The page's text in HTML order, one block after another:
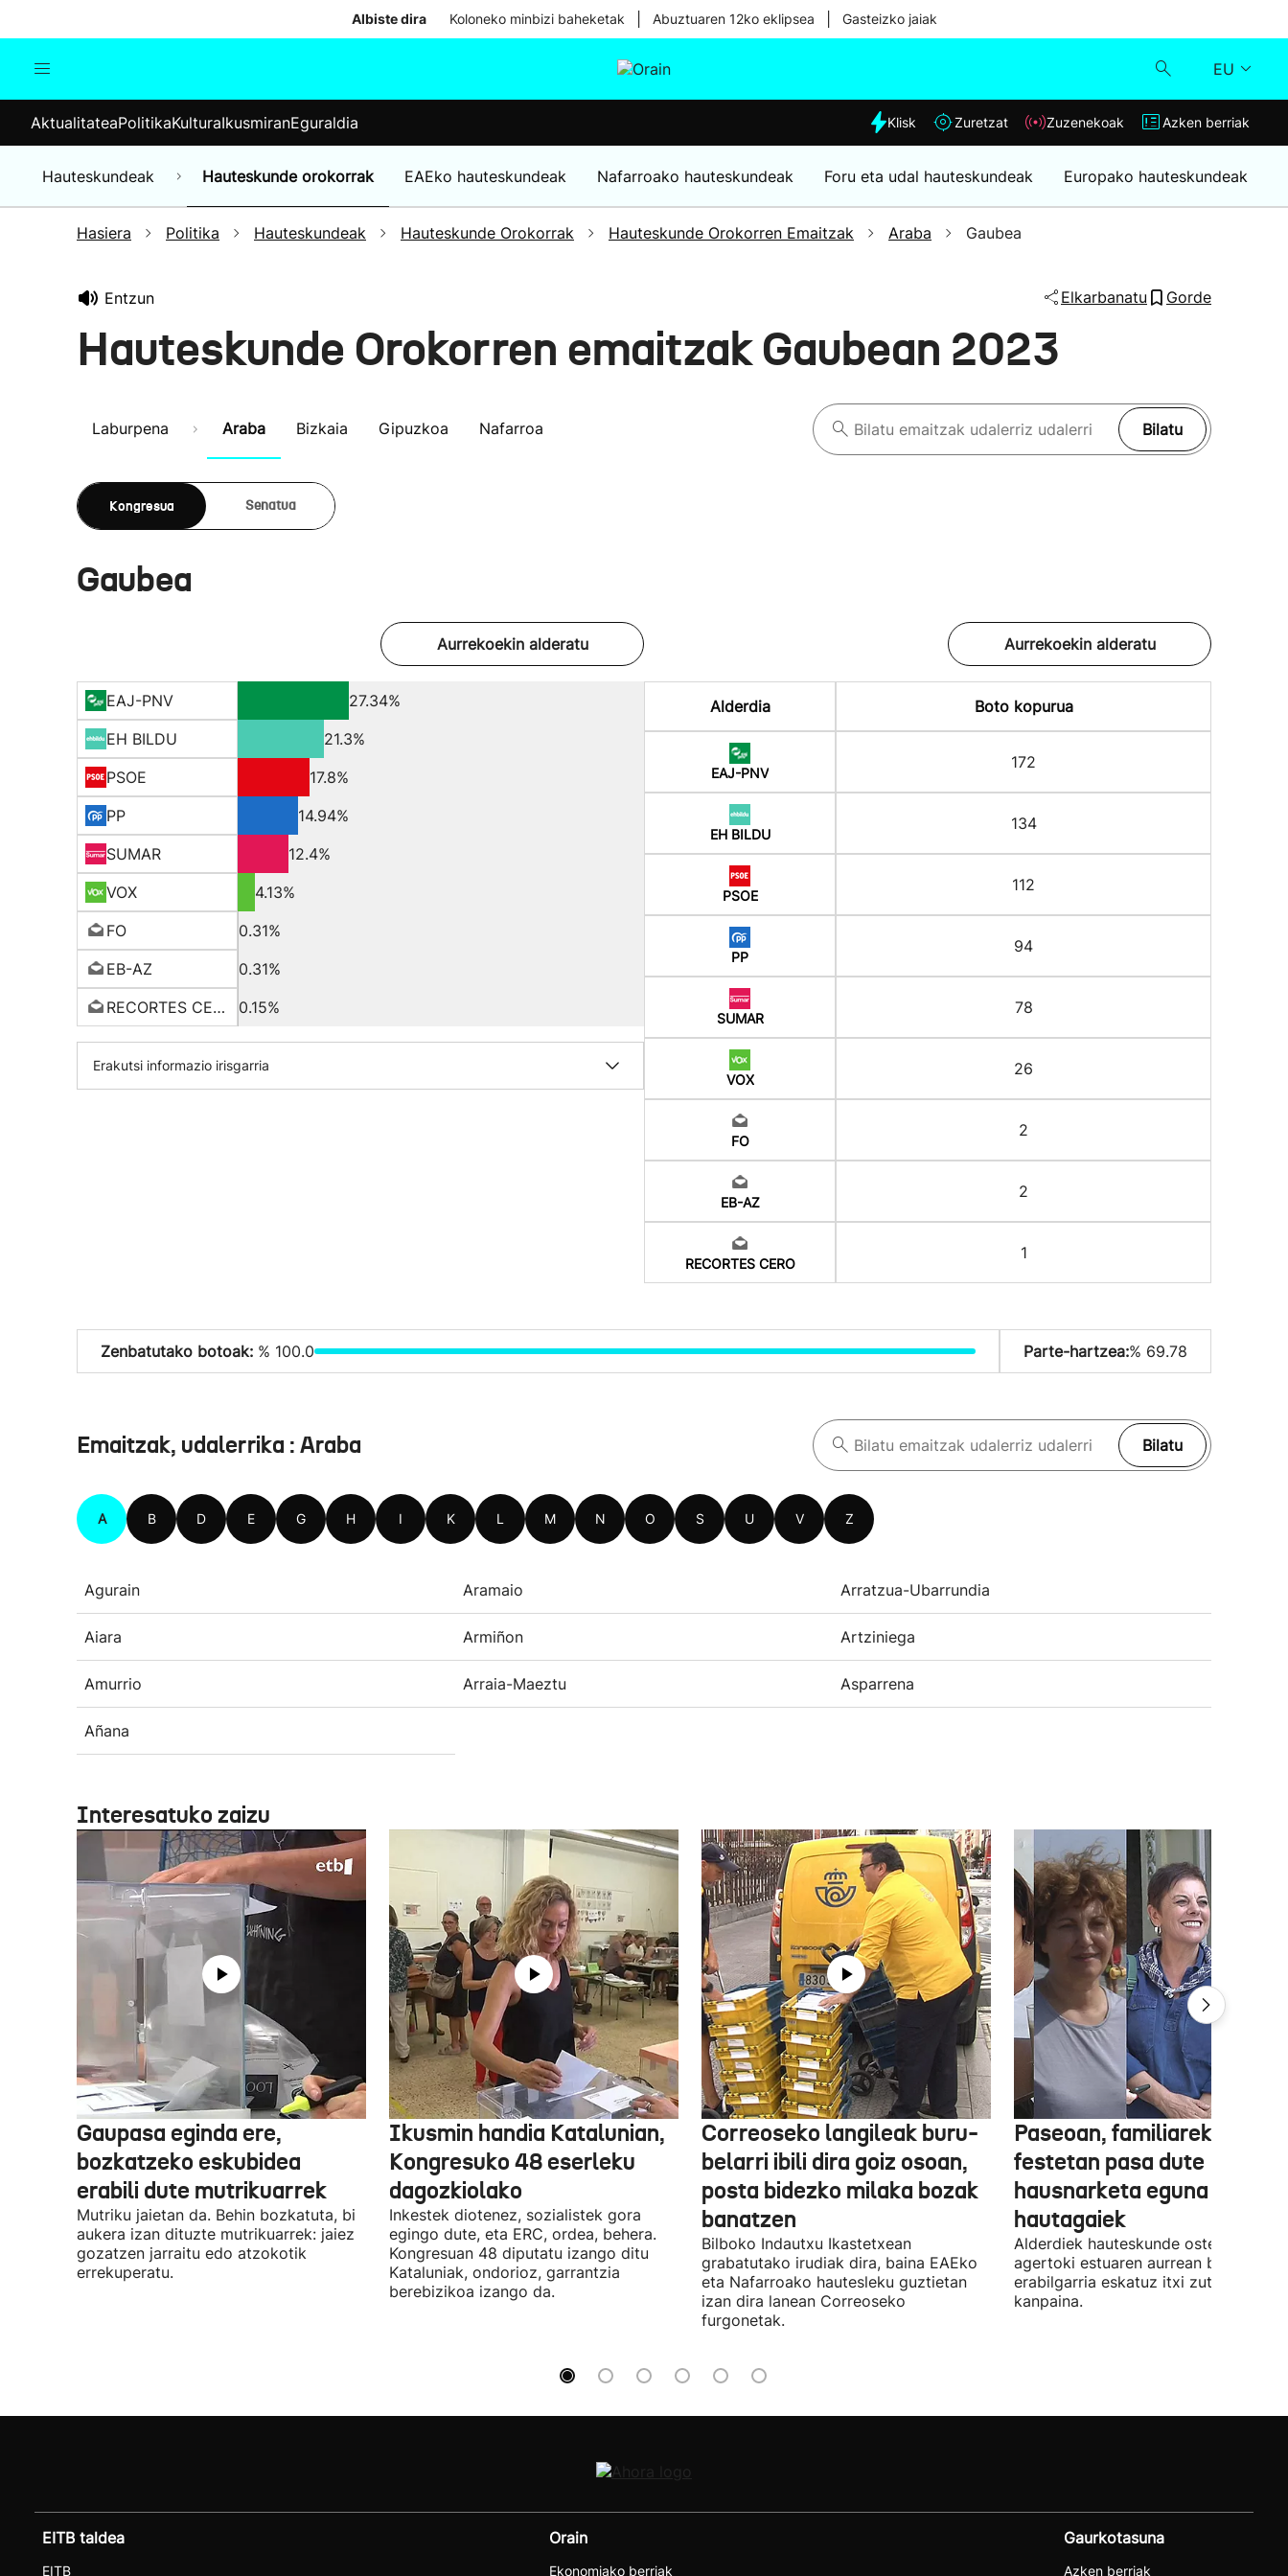
Albiste dira Koloneko minbizi baheketak Abuztuaren 12ko eklipsea Gasteizko jaiak
EU
Munduko albisteak
Hauteskundeak
Eguraldia
Klisk
Zuzenekoak
Azken berriak
AktualitateaPolitikaKulturaIkusmiranEguraldia Klisk Zuretzat Zuzenekoak Azken berriak
Hauteskundeak Hauteskunde orokorrak EAEko hauteskundeak Nafarroako hauteskundeak Foru eta udal hauteskundeak Europako hauteskundeak
Hasiera Politika Hauteskundeak Hauteskunde Orokorrak Hauteskunde Orokorren Emaitzak Araba Gaubea
Entzun Elkarbanatu Gorde
Hauteskunde Orokorren emaitzak Gaubean 2023
Laburpena Araba Bizkaia Gipuzkoa Nafarroa Bilatu
Kongresua Senatua
Gaubea
Aurrekoekin alderatu
EAJ-PNV
27.34%
EH BILDU
21.3%
PSOE
17.8%
PP
14.94%
SUMAR
12.4%
VOX
4.13%
FO
0.31%
EB-AZ
0.31%
RECORTES CERO
0.15%
Erakutsi informazio irisgarria
Aurrekoekin alderatu
Alderdia Boto kopurua
EAJ-PNV
172
EH BILDU
134
PSOE
112
PP
94
SUMAR
78
VOX
26
FO
2
EB-AZ
2
RECORTES CERO
1
Zenbatutako botoak: % 100.0 Parte-hartzea:% 69.78
Emaitzak, udalerrika : Araba Bilatu
A B D E G H I K L M N O S U V Z
Agurain Aramaio Arratzua-Ubarrundia
Aiara Armiñon Artziniega
Amurrio Arraia-Maeztu Asparrena
Añana
Interesatuko zaizu
Gaupasa eginda ere,
bozkatzeko eskubidea
erabili dute mutrikuarrek
Mutriku jaietan da. Behin bozkatuta, bi
aukera izan dituzte mutrikuarrek: jaiez
gozatzen jarraitu edo atzokotik
errekuperatu.
Ikusmin handia Katalunian,
Kongresuko 48 eserleku
dagozkiolako
Inkestek diotenez, sozialistek gora
egingo dute, eta ERC, ordea, behera.
Kongresuan 48 diputatu izango ditu
Kataluniak, ondorioz, garrantzia
berebizikoa izango da.
Correoseko langileak buru-
belarri ibili dira goiz osoan,
posta bidezko milaka bozak
banatzen
Bilboko Indautxu Ikastetxean
grabatutako irudiak dira, baina EAEko
eta Nafarroako hautesleku guztietan
izan dira lanean Correoseko
furgonetak.
Paseoan, familiarekin edo
festetan pasa dute
hausnarketa eguna
hautagaiek
Alderdiek hauteskunde osteko
agertoki estuaren aurrean boto
erabilgarria eskatuz itxi zuten atzo
kanpaina.
EITB taldea
EITB
Orain
Ekonomiako berriak
Gaurkotasuna
Azken berriak